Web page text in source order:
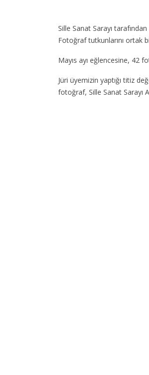
Sille Sanat Sarayı
Fotoğraf tutkunlarını ortak
Mayıs ayı eğlencesine, 42
Jüri üyemizin yaptığı titiz
fotoğraf, Sille Sanat Sarayı